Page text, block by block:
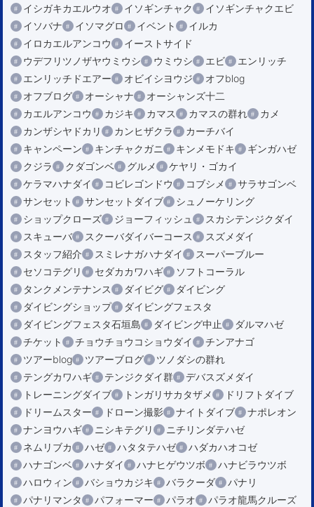
イシガキカエルウオ
イソギンチャク
イソギンチャクエビ
イソバナ
イソマグロ イベント
イルカ
イロカエルアンコウ
イーストサイド
ウデフリツノザヤウミウシ
ウミウシ エビ
エンリッチ
エンリッチドエアー
オビイシヨウジ
オフblog
オフブログ
オーシャナ
オーシャンズ十二
カエルアンコウ
カジキ カマス カマスの群れ
カメ
カンザシヤドカリ
カンヒザクラ
カーチバイ
キャンペーン
キンチャクガニ キンメモドキ
ギンガハゼ
クジラ
クダゴンベ グルメ
ケヤリ・ゴカイ
ケラマハナダイ
コビレゴンドウ コブシメ
サラサゴンベ
サンセット
サンセットダイブ
シュノーケリング
ショップクローズ
ジョーフィッシュ
スカシテンジクダイ
スキューバ
スクーバダイバーコース
スズメダイ
スタッフ紹介
スミレナガハナダイ
スーパーブルー
セソコテグリ
セダカカワハギ
ソフトコーラル
タンクメンテナンス
ダイビグ
ダイビング
ダイビングショップ
ダイビングフェスタ
ダイビングフェスタ石垣島
ダイビング中止
ダルマハゼ
チケット
チョウチョウコショウダイ
チンアナゴ
ツアーblog
ツアーブログ
ツノダシの群れ
テングカワハギ
テンジクダイ群
デバスズメダイ
トレーニングダイブ
トンガリサカタザメ
ドリフトダイブ
ドリームスター
ドローン撮影 ナイトダイブ
ナポレオン
ナンヨウハギ
ニシキテグリ
ニチリンダテハゼ
ネムリブカ
ハゼ ハタタテハゼ
ハダカハオコゼ
ハナゴンベ
ハナダイ ハナヒゲウツボ
ハナビラウツボ
ハロウィン
バショウカジキ バラクーダ
パナリ
パナリマンタ
パフォーマー パラオ
パラオ龍馬クルーズ